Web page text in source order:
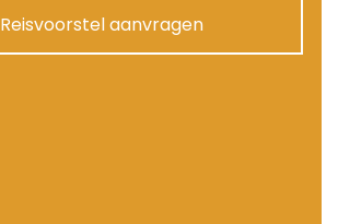
Reisvoorstel aanvragen